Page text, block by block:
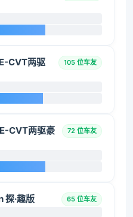
CVT两驱
105 位车友
CVT两驱豪
72 位车友
探·趣版 65 位车友